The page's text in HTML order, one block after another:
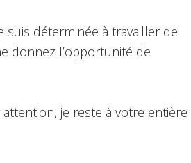
déterminée à travailler de
donnez l’opportunité de
je reste à votre entière